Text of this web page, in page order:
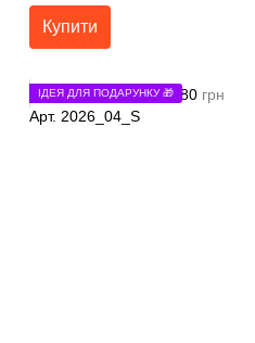
Купити
ІДЕЯ ДЛЯ ПОДАРУНКУ 🎁